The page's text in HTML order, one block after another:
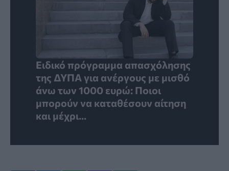
Ειδικό πρόγραμμα απασχόλησης
της ΔΥΠΑ για ανέργους με μισθό
άνω των 1000 ευρώ: Ποιοι
μπορούν να καταθέσουν αίτηση
και μέχρι...